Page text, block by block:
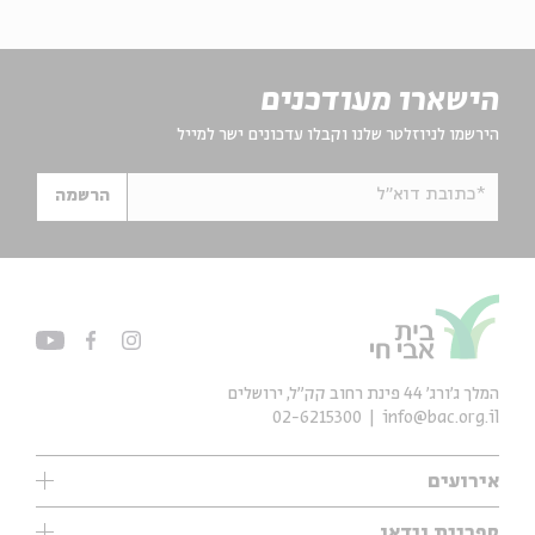
הישארו מעודכנים
הירשמו לניוזלטר שלנו וקבלו עדכונים ישר למייל
*כתובת דוא"ל הרשמה
אירועים
עיון
המלך ג'ורג' 44 פינת רחוב קק״ל, ירושלים
info@bac.org.il
02-6215300